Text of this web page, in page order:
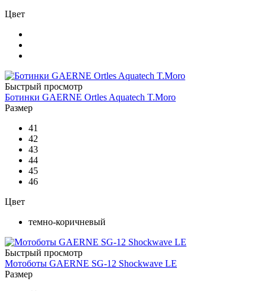
Цвет
Быстрый просмотр
Ботинки GAERNE Ortles Aquatech T.Moro
Размер
41
42
43
44
45
46
Цвет
темно-коричневый
Быстрый просмотр
Мотоботы GAERNE SG-12 Shockwave LE
Размер